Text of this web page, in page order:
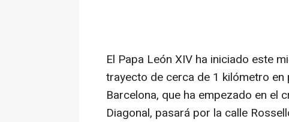
El Papa León XIV ha iniciado este
trayecto de cerca de 1 kilómetro
Barcelona, que ha empezado en el
Diagonal, pasará por la calle